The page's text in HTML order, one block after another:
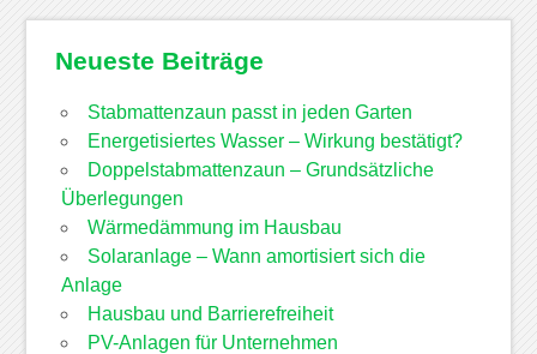
Neueste Beiträge
Stabmattenzaun passt in jeden Garten
Energetisiertes Wasser – Wirkung bestätigt?
Doppelstabmattenzaun – Grundsätzliche
Überlegungen
Wärmedämmung im Hausbau
Solaranlage – Wann amortisiert sich die
Anlage
Hausbau und Barrierefreiheit
PV-Anlagen für Unternehmen